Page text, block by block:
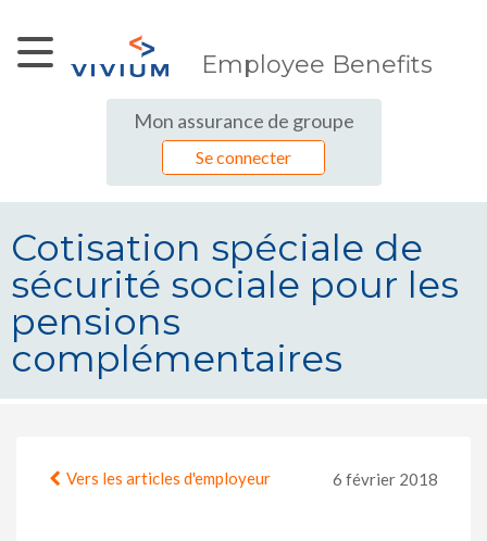
Employee Benefits
Mon assurance de groupe
Se connecter
Cotisation spéciale de
sécurité sociale pour les
pensions
complémentaires
Vers les articles d'employeur 6 février 2018